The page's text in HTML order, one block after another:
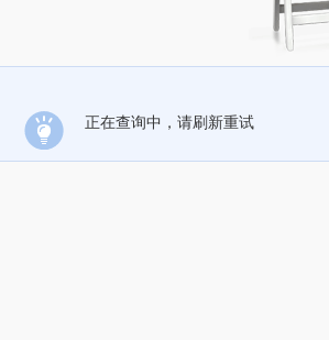
正在查询中，请刷新重试